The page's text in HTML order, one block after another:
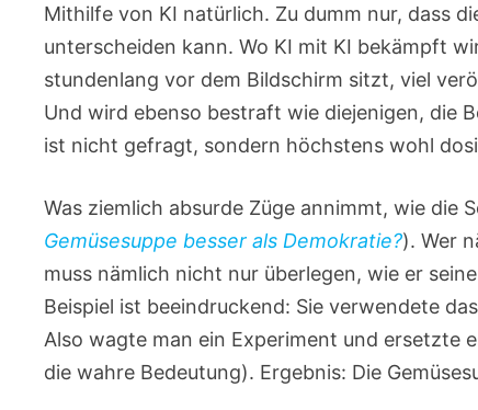
Mithilfe von KI natürlich. Zu dumm nur, dass
unterscheiden kann. Wo KI mit KI bekämpft
stundenlang vor dem Bildschirm sitzt, viel
Und wird ebenso bestraft wie diejenigen, die
ist nicht gefragt, sondern höchstens wohl
Was ziemlich absurde Züge annimmt, wie die
Gemüsesuppe besser als Demokratie?). Wer
muss nämlich nicht nur überlegen, wie er
Beispiel ist beeindruckend: Sie verwendete
Also wagte man ein Experiment und ersetzte
die wahre Bedeutung). Ergebnis: Die